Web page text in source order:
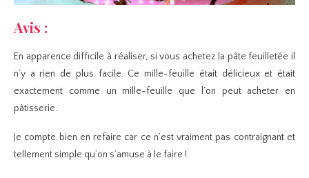
Avis :
En apparence difficile à réaliser, si vous achetez la pâte feuilletée il
n’y a rien de plus facile. Ce mille-feuille était délicieux et était
exactement comme un mille-feuille que l’on peut acheter en
pâtisserie.
Je compte bien en refaire car ce n’est vraiment pas contraignant et
tellement simple qu’on s’amuse à le faire !